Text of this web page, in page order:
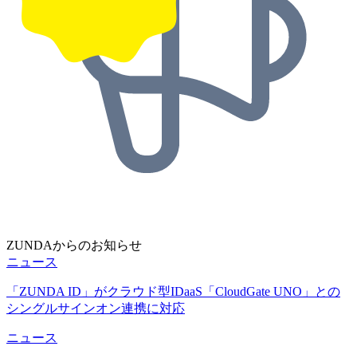
ZUNDAからのお知らせ
ニュース
「ZUNDA ID」がクラウド型IDaaS「CloudGate UNO」との
シングルサインオン連携に対応
ニュース